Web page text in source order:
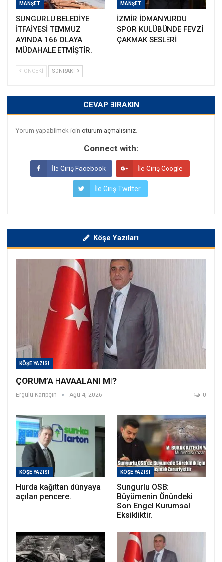
MANŞET
SUNGURLU BELEDİYE
İTFAİYESİ TEMMUZ
AYINDA 166 OLAYA
MÜDAHALE ETMİŞTİR.
MANŞET
İZMİR İDMANYURDU
SPOR KULÜBÜNDE FEVZİ
ÇAKMAK SESLERİ
ÖNCEKI SONRAKI
CEVAP BIRAKIN
Yorum yapabilmek için oturum açmalısınız
Connect with:
İle Giriş Facebook İle Giriş Google
İle Giriş Twitter
Köşe Yazıları
KÖŞE YAZISI
ÇORUM’A HAVAALANI MI?
Ergülü Karipçin Ağu 4, 2026 0
KÖŞE YAZISI
Hurda kağıttan dünyaya
açılan pencere.
KÖŞE YAZISI
Sungurlu OSB:
Büyümenin Önündeki
Son Engel Kurumsal
Eksikliktir.